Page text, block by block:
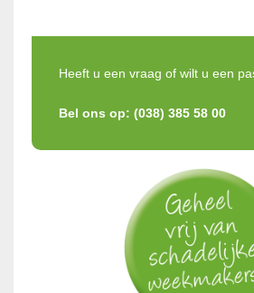
Heeft u een vraag of wilt u een
Bel ons op: (038) 385 58 00